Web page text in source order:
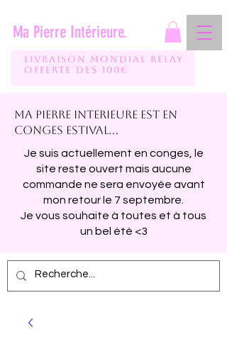
Ma Pierre Intérieure.
Livraison mondial relay
Offerte des 100€
Ma pierre interieure est en
conges estival...
Je suis actuellement en conges, le
site reste ouvert mais aucune
commande ne sera envoyée avant
mon retour le 7 septembre.
Je vous souhaite à toutes et à tous
un bel été <3